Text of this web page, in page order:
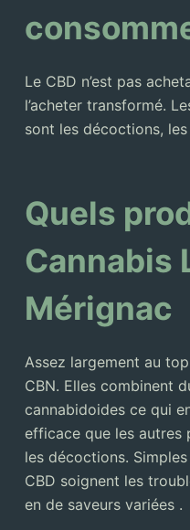
Le CBD n’est pas
l’acheter transformé.
sont les décoctions,
Quels
Cannabis
Mérignac
Assez largement au
CBN. Elles combinent
cannabidoides ce qui
efficace que les autres
les décoctions.
CBD soignent les
en de saveurs variées .